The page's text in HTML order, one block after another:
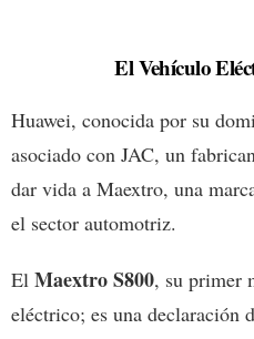
El Vehículo
Huawei, conocida por su
asociado con JAC, un
dar vida a Maextro, una
el sector automotriz.
El Maextro S800, su primer
eléctrico; es una declaración